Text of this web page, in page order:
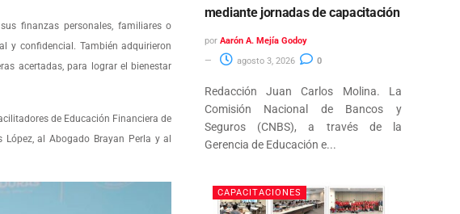
finanzas personales, familiares o
y confidencial. También adquirieron
acertadas, para lograr el bienestar
de Educación Financiera de
al Abogado Brayan Perla y al
mediante jornadas de capacitación
por Aarón A. Mejía Godoy
agosto 3, 2026
0
Redacción Juan Carlos Molina. La
Comisión Nacional de Bancos y
Seguros (CNBS), a través de la
Gerencia de Educación e...
CAPACITACIONES